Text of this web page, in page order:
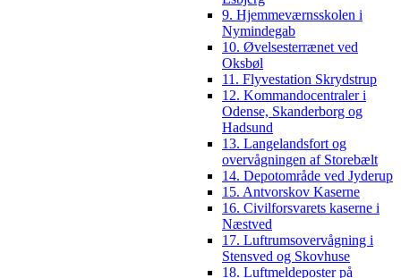
9. Hjemmeværnsskolen i
Nymindegab
10. Øvelsesterrænet ved
Oksbøl
11. Flyvestation Skrydstrup
12. Kommandocentraler i
Odense, Skanderborg og
Hadsund
13. Langelandsfort og
overvågningen af Storebælt
14. Depotområde ved Jyderup
15. Antvorskov Kaserne
16. Civilforsvarets kaserne i
Næstved
17. Luftrumsovervågning i
Stensved og Skovhuse
18. Luftmeldeposter på